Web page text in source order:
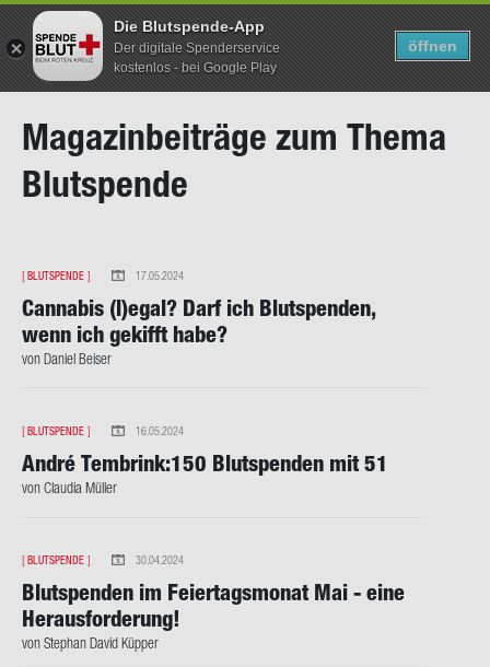
zum
Inhalt
TERMIN SUCHEN
SUCHEN
Ma­ga­zin­bei­trä­ge zum Thema
Blut­spen­de
[ BLUTSPENDE ] 17.05.2024
Can­na­bis (l)egal? Darf ich Blut­spen­den,
wenn ich ge­kifft habe?
von Da­ni­el Bei­ser
[ BLUTSPENDE ] 16.05.2024
André Tem­brink:150 Blut­spen­den mit 51
von Clau­dia Mül­ler
[ BLUTSPENDE ] 30.04.2024
Blut­spen­den im Fei­er­tags­mo­nat Mai - eine
Her­aus­for­de­rung!
von Ste­phan David Küp­per
Die Blutspende-App
Der digitale Spenderservice
kostenlos - bei Google Play
öffnen